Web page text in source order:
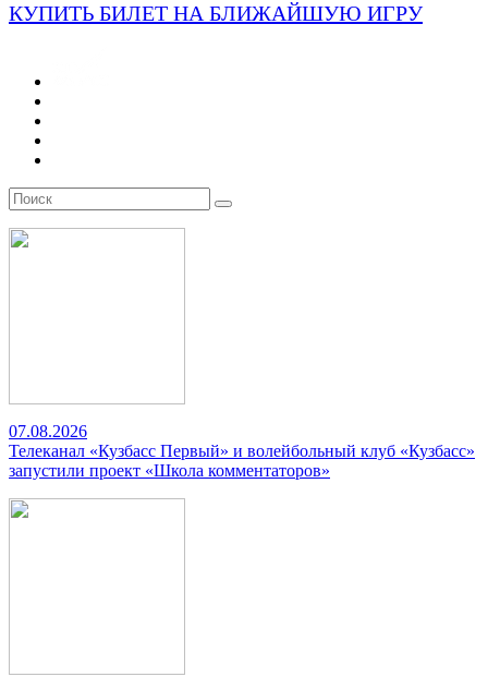
КУПИТЬ БИЛЕТ НА БЛИЖАЙШУЮ ИГРУ
07.08.2026
Телеканал «Кузбасс Первый» и волейбольный клуб «Кузбасс»
запустили проект «Школа комментаторов»